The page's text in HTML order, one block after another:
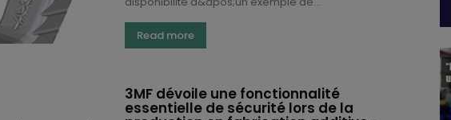
Read more
3MF dévoile une fonctionnalité
essentielle de sécurité lors de la